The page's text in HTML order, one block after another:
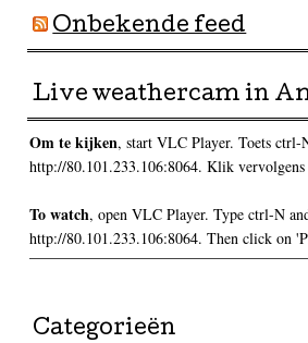
Onbekende feed
Live weathercam in
Om te kijken, start VLC Player. Toets ctrl-
http://80.101.233.106:8064. Klik
To watch, open VLC Player. Type ctrl-N
http://80.101.233.106:8064. Then click on
Categorieën